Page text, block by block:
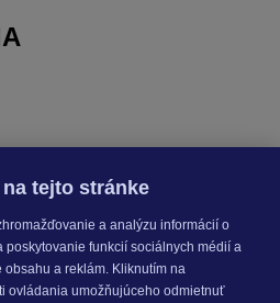
NOVINKY
sa
tejto stránke
a analýzu informácií o
poskytovanie funkcií sociálnych médií a
a reklám. Kliknutím na
ovládania umožňujúceho odmietnuť